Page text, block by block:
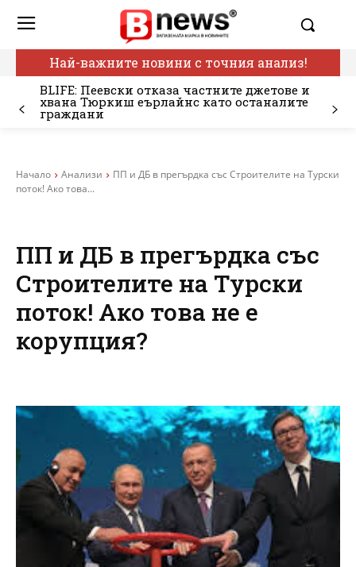
Най-важните новини с точния анализ!
BLIFE: Пеевски отказа частните джетове и
хвана Тюркиш еърлайнс като останалите
граждани
Начало Анализи
ПП и ДБ в прегърдка със Строителите на Турски
поток! Ако това...
ПП и ДБ в прегърдка със
Строителите на Турски
поток! Ако това не е
корупция?